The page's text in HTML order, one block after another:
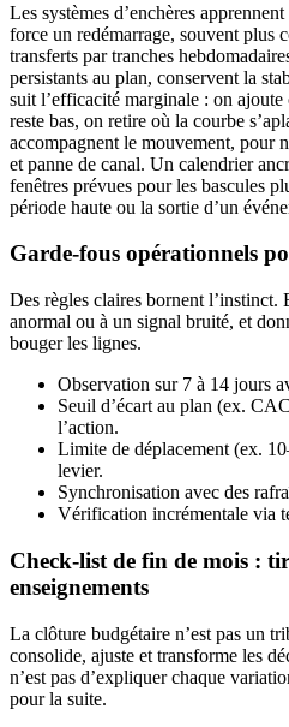
Les systèmes d’enchères
force un redémarrage, souvent plus
transferts par tranches
persistants au plan, conservent la
suit l’efficacité marginale : on
reste bas, on retire où la courbe
accompagnent le mouvement, pour
et panne de canal. Un calendrier
fenêtres prévues pour les bascules
période haute ou la sortie d’un
Garde-fous opérationnels
Des règles claires bornent
anormal ou à un signal bruité, et
bouger les lignes.
Observation sur 7 à 14 jours
Seuil d’écart au plan (ex.
l’action.
Limite de déplacement (ex.
levier.
Synchronisation avec des
Vérification incrémentale via
Check-list de fin de mois :
enseignements
La clôture budgétaire n’est pas un
consolide, ajuste et transforme les
n’est pas d’expliquer chaque
pour la suite.